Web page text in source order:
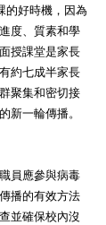
的好時機，因為
度、質素和學
授課堂是家長
約七成半家長
聚集和密切接
新一輪傳播。
員應參與病毒
播的有效方法
並確保校內沒